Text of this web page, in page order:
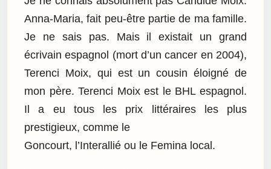
Anna-Maria, fait peu-être partie de ma famille.
Je ne sais pas. Mais il existait un grand
écrivain espagnol (mort d’un cancer en 2004),
Terenci Moix, qui est un cousin éloigné de
mon père. Terenci Moix est le BHL espagnol.
Il a eu tous les prix littéraires les plus
prestigieux, comme le
Goncourt, l’Interallié ou le Femina local.